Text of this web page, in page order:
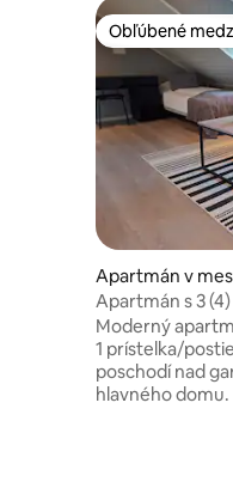
Obľúbené
Obľúbené
Apartmán v
Apartmán s 3
Moderný
1 prístelka/
poschodí nad
hlavného